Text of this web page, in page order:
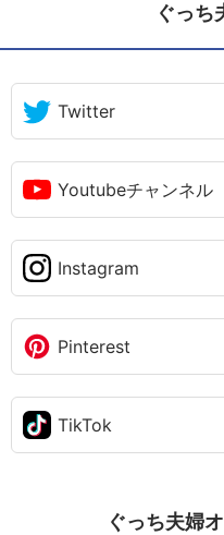
ぐっち
Twitter
Youtubeチャンネル
Instagram
Pinterest
TikTok
ぐっち夫婦